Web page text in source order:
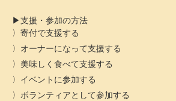
支援・参加の方法
寄付で支援する
オーナーになって支援する
美味しく食べて支援する
イベントに参加する
ボランティアとして参加する